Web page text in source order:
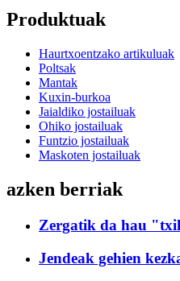
Produktuak
Haurtxoentzako artikuluak
Poltsak
Mantak
Kuxin-burkoa
Jaialdiko jostailuak
Ohiko jostailuak
Funtzio jostailuak
Maskoten jostailuak
azken berriak
Zergatik da hau
Jendeak gehien